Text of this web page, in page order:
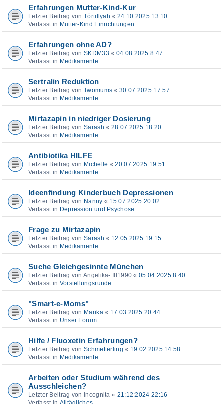
Erfahrungen Mutter-Kind-Kur
Letzter Beitrag von Törtillyah « 24:10:2025 13:10
Verfasst in Mutter-Kind Einrichtungen
Erfahrungen ohne AD?
Letzter Beitrag von SKDM33 « 04:08:2025 8:47
Verfasst in Medikamente
Sertralin Reduktion
Letzter Beitrag von Twomums «30:07:2025 17:57
Verfasst in Medikamente
Mirtazapin in niedriger Dosierung
Letzter Beitrag von Sarash « 28:07:2025 18:20
Verfasst in Medikamente
Antibiotika HILFE
Letzter Beitrag von Michelle «20:07:2025 19:51
Verfasst in Medikamente
Ideenfindung Kinderbuch Depressionen
Letzter Beitrag von Nanny « 15:07:2025 20:02
Verfasst in Depression und Psychose
Frage zu Mirtazapin
Letzter Beitrag von Sarash « 12:05:2025 19:15
Verfasst in Medikamente
Suche Gleichgesinnte München
Letzter Beitrag vonAngelika- Ill1990 «05:04:2025 8:40
Verfasst in Vorstellungsrunde
"Smart-e-Moms"
Letzter Beitrag von Marika« 17:03:2025 20:44
Verfasst in Unser Forum
Hilfe / Fluoxetin Erfahrungen?
Letzter Beitrag von Schmetterling « 19:02:2025 14:58
Verfasst in Medikamente
Arbeiten oder Studium während des
Ausschleichen?
Letzter Beitrag von Incognita « 21:12:2024 22:16